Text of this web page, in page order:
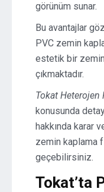
görünüm sunar.
Bu avantajlar
PVC zemin
estetik bir
çıkmaktadır.
Tokat Heterojen
konusunda
hakkında karar
zemin kaplama
geçebilirsiniz.
Tokat’ta